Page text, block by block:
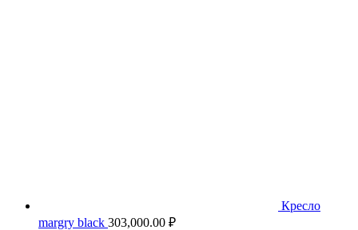
Кресло
margry black 303,000.00 ₽